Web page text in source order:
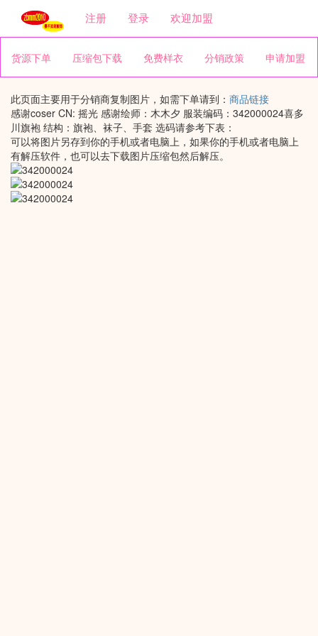
注册 登录 欢迎加盟
货源下单 压缩包下载 免费样衣 分销政策 申请加盟
此页面主要用于分销商复制图片，如需下单请到： 商品链接
感谢coser CN: 摇光 感谢绘师：木木夕 服装编码：342000024喜多
川旗袍 结构：旗袍、袜子、手套 选码请参考下表：
可以将图片另存到你的手机或者电脑上，如果你的手机或者电脑上
有解压软件，也可以去下载图片压缩包然后解压。